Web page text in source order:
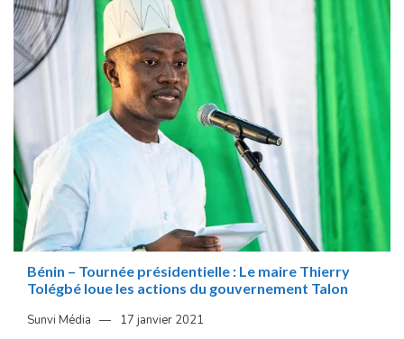
Bénin – Tournée présidentielle : Le maire Thierry
Tolégbé loue les actions du gouvernement Talon
Sunvi Média 17 janvier 2021